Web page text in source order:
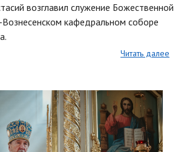
возглавил служение Божественной
Вознесенском кафедральном соборе
Читать далее